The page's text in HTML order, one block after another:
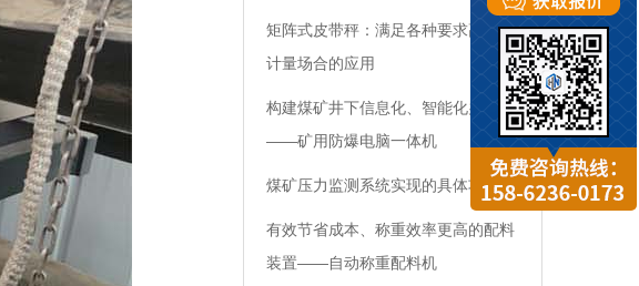
矩阵式皮带秤：满足各种要求高精度
计量场合的应用
构建煤矿井下信息化、智能化办公
——矿用防爆电脑一体机
煤矿压力监测系统实现的具体功能
有效节省成本、称重效率更高的配料
装置——自动称重配料机